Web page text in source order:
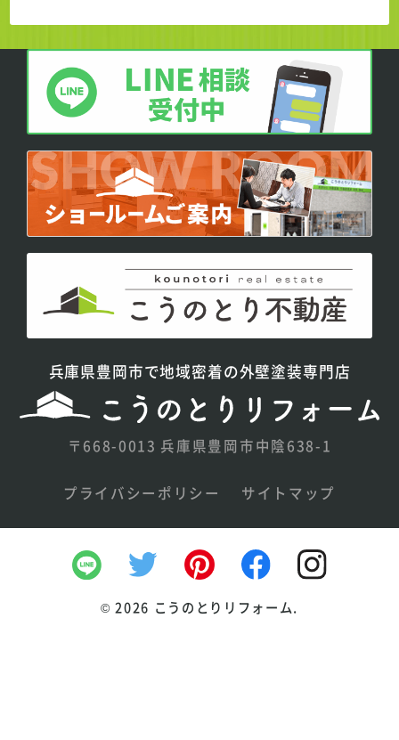
兵庫県豊岡市で地域密着の外壁塗装専門店
〒668-0013 兵庫県豊岡市中陰638-1
プライバシーポリシー サイトマップ
©2026 こうのとりリフォーム.